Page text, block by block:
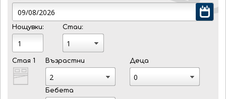
Нощувки: Стаи:
Стая 1 Възрастни Деца
Бебета